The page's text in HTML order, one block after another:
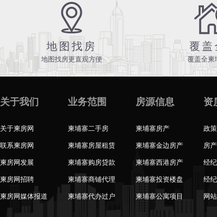
地图找房
地图找房更直观方便
覆
覆盖全柬
关于我们
关于柬房网
联系柬房网
柬房网发展
柬房网招聘
柬房网媒体报道
业务范围
柬埔寨二手房
柬埔寨房屋租赁
柬埔寨购房贷款
柬埔寨商铺代理
柬埔寨代办过户
房源信息
柬埔寨房产
柬埔寨金边房产
柬埔寨西港房产
柬埔寨投资楼盘
柬埔寨公寓项目
资
政
房
经
经
网